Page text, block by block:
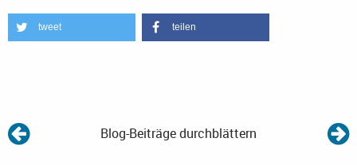
tweet teilen
Blog-Beiträge durchblättern